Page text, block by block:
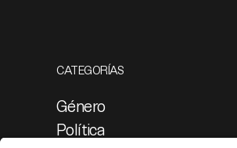
CATEGORÍAS
Género
Política